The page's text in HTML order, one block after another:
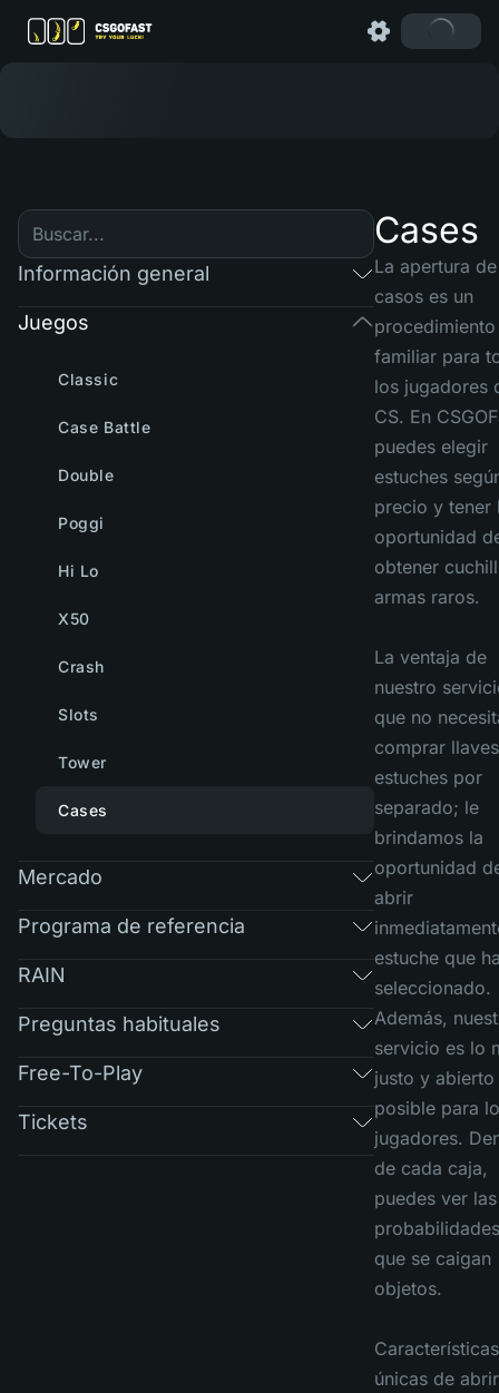
Información general
Juegos
Classic
Case Battle
Double
Poggi
Hi Lo
X50
Crash
Slots
Tower
Cases
Mercado
Programa de referencia
RAIN
Preguntas habituales
Free-To-Play
Tickets
Cases
La apertura de
casos es un
procedimiento
familiar para
los jugadores
CS. En
puedes elegir
estuches
precio y tener
oportunidad
obtener
armas raros.
La ventaja de
nuestro
que no
comprar
estuches por
separado; le
brindamos la
oportunidad
abrir
estuche que
seleccionado.
Además,
servicio es lo
justo y abierto
posible para
jugadores.
de cada caja,
puedes ver las
que se caigan
objetos.
Características
únicas de abrir